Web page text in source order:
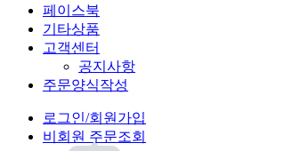
페이스북
기타상품
고객센터
공지사항
주문양식작성
로그인/회원가입
비회원 주문조회